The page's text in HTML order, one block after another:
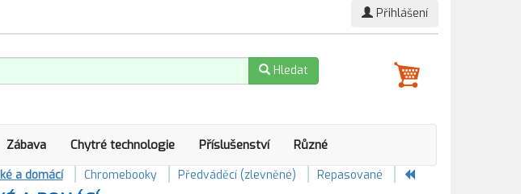
Přihlášení
Hledat
Zábava Chytré technologie Příslušenství Různé
a domácí Chromebooky Předváděcí (zlevněné) Repasované